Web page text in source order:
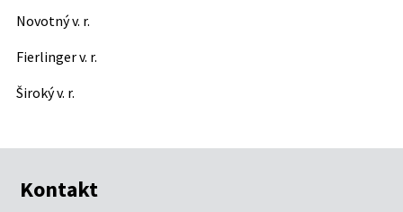
Novotný v. r.
Fierlinger v. r.
Široký v. r.
Kontakt